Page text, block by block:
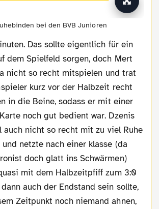
bei den BVB Junioren
dem Spielfeld sorgen, doch Mert
nicht so recht mitspielen und trat
kurz vor der Halbzeit recht
in die Beine, sodass er mit einer
noch gut bedient war. Dzenis
auch nicht so recht mit zu viel Ruhe
netzte nach einer klasse (da
doch glatt ins Schwärmen)
mit dem Halbzeitpfiff zum 3:0
auch der Endstand sein sollte,
Zeitpunkt noch niemand ahnen,